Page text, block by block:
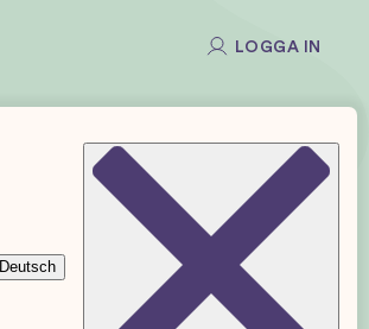
LOGGA IN
Deutsch